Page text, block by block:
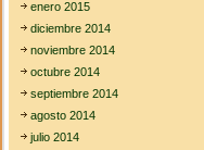
enero 2015
diciembre 2014
noviembre 2014
octubre 2014
septiembre 2014
agosto 2014
julio 2014